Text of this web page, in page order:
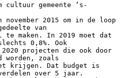
cultuur gemeente ‘s-
november 2015 om in de loop
van
maken. In 2019 moet dat
0,8%. Ook
projecten die ook door
worden, zoals
krijgen. Dat budget is
over 5 jaar.